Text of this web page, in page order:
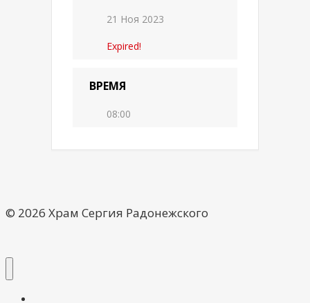
21 Ноя 2023
Expired!
ВРЕМЯ
08:00
© 2026 Храм Сергия Радонежского